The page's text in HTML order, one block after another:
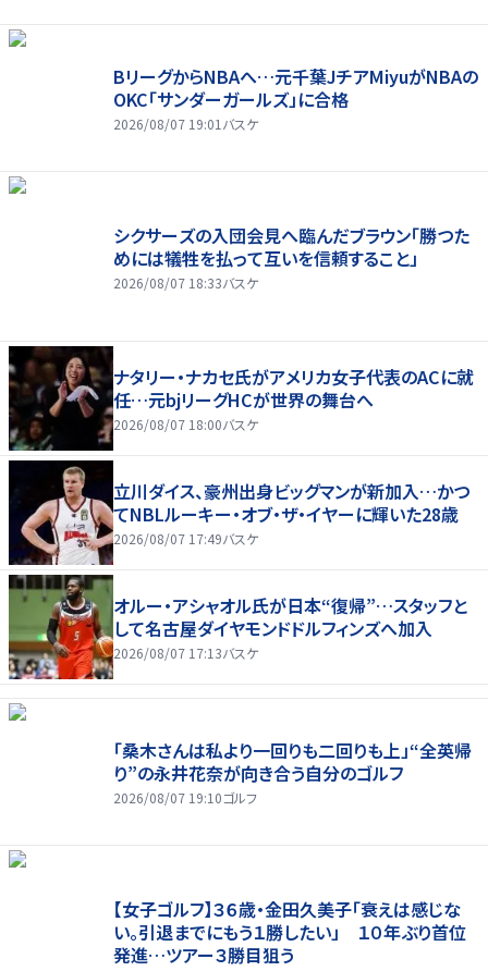
BリーグからNBAへ…元千葉JチアMiyuがNBAの
OKC「サンダーガールズ」に合格
2026/08/07 19:01バスケ
シクサーズの入団会見へ臨んだブラウン「勝つた
めには犠牲を払って互いを信頼すること」
2026/08/07 18:33バスケ
ナタリー・ナカセ氏がアメリカ女子代表のACに就
任…元bjリーグHCが世界の舞台へ
2026/08/07 18:00バスケ
立川ダイス、豪州出身ビッグマンが新加入…かつ
てNBLルーキー・オブ・ザ・イヤーに輝いた28歳
2026/08/07 17:49バスケ
オルー・アシャオル氏が日本“復帰”…スタッフと
して名古屋ダイヤモンドドルフィンズへ加入
2026/08/07 17:13バスケ
「桑木さんは私より一回りも二回りも上」“全英帰
り”の永井花奈が向き合う自分のゴルフ
2026/08/07 19:10ゴルフ
【女子ゴルフ】３６歳・金田久美子「衰えは感じな
い。引退までにもう１勝したい」 １０年ぶり首位
発進…ツアー３勝目狙う